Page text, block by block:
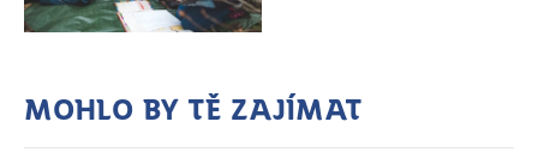
Mohlo by tě zajímat